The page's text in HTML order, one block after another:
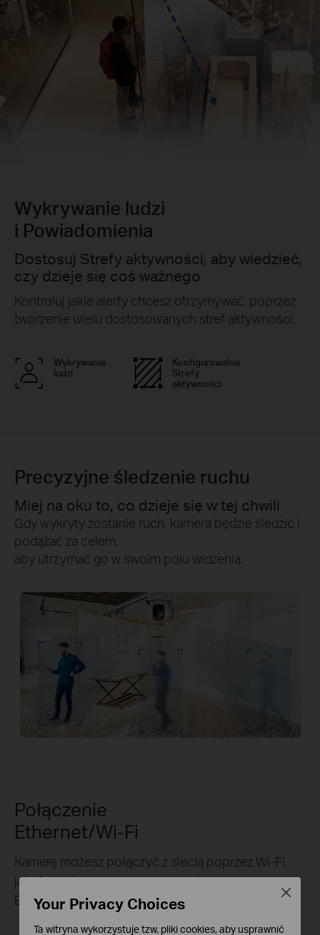
Wykrywanie ludzi
i Powiadomienia
Dostosuj Strefy aktywności, aby wiedzieć,
czy dzieje się coś ważnego
Kontroluj jakie alerty chcesz otrzymywać, poprzez
tworzenie wielu dostosowanych stref aktywności.
Wykrywanie
ludzi
Konfigurowalne
Strefy
aktywności
Precyzyjne śledzenie ruchu
Miej na oku to, co dzieje się w tej chwili
Gdy wykryty zostanie ruch, kamera będzie śledzić i
podążać za celem,
aby utrzymać go w swoim polu widzenia.
Połączenie
Ethernet/Wi-Fi
Kamerę możesz połączyć z siecią poprzez Wi-Fi,
jak również za pomocą połączenia przewodowego
Ethernet.
Your Privacy Choices
Ta witryna wykorzystuje tzw. pliki cookies, aby usprawnić
Close